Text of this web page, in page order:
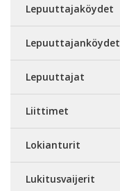
Lepuuttajaköydet
Lepuuttajanköydet
Lepuuttajat
Liittimet
Lokianturit
Lukitusvaijerit